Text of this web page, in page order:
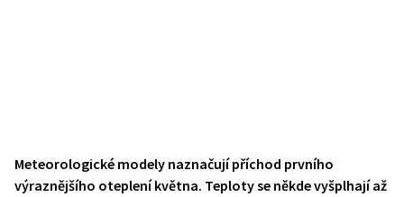
Meteorologické modely naznačují příchod prvního
výraznějšího oteplení května. Teploty se někde vyšplhají až